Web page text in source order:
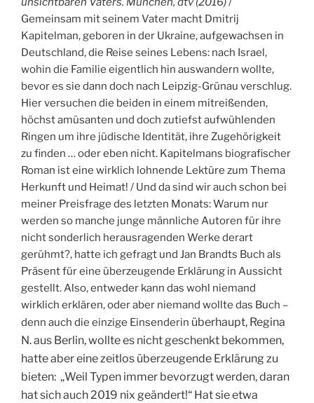
Gemeinsam mit seinem Vater macht Dmitrij
Kapitelman, geboren in der Ukraine, aufgewachsen in
Deutschland, die Reise seines Lebens: nach Israel,
wohin die Familie eigentlich hin auswandern wollte,
bevor es sie dann doch nach Leipzig-Grünau verschlug.
Hier versuchen die beiden in einem mitreißenden,
höchst amüsanten und doch zutiefst aufwühlenden
Ringen um ihre jüdische Identität, ihre Zugehörigkeit
zu finden … oder eben nicht. Kapitelmans biografischer
Roman ist eine wirklich lohnende Lektüre zum Thema
Herkunft und Heimat! / Und da sind wir auch schon bei
meiner Preisfrage des letzten Monats: Warum nur
werden so manche junge männliche Autoren für ihre
nicht sonderlich herausragenden Werke derart
gerühmt?, hatte ich gefragt und Jan Brandts Buch als
Präsent für eine überzeugende Erklärung in Aussicht
gestellt. Also, entweder kann das wohl niemand
wirklich erklären, oder aber niemand wollte das Buch –
denn auch die einzige Einsenderin überhaupt, Regina
N. aus Berlin, wollte es nicht geschenkt bekommen,
hatte aber eine zeitlos überzeugende Erklärung zu
bieten: „Weil Typen immer bevorzugt werden, daran
hat sich auch 2019 nix geändert!“ Hat sie etwa